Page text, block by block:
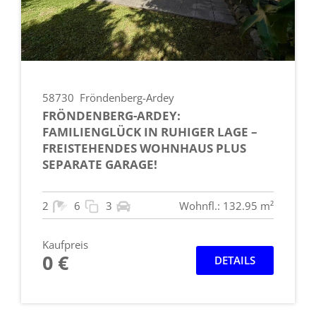
58730 Fröndenberg-Ardey
FRÖNDENBERG-ARDEY:
FAMILIENGLÜCK IN RUHIGER LAGE –
FREISTEHENDES WOHNHAUS PLUS
SEPARATE GARAGE!
2 6 3 Wohnfl.: 132.95 m²
Kaufpreis
0 € DETAILS